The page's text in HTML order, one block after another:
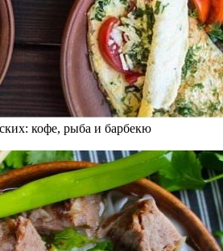
кофе, рыба и барбекю